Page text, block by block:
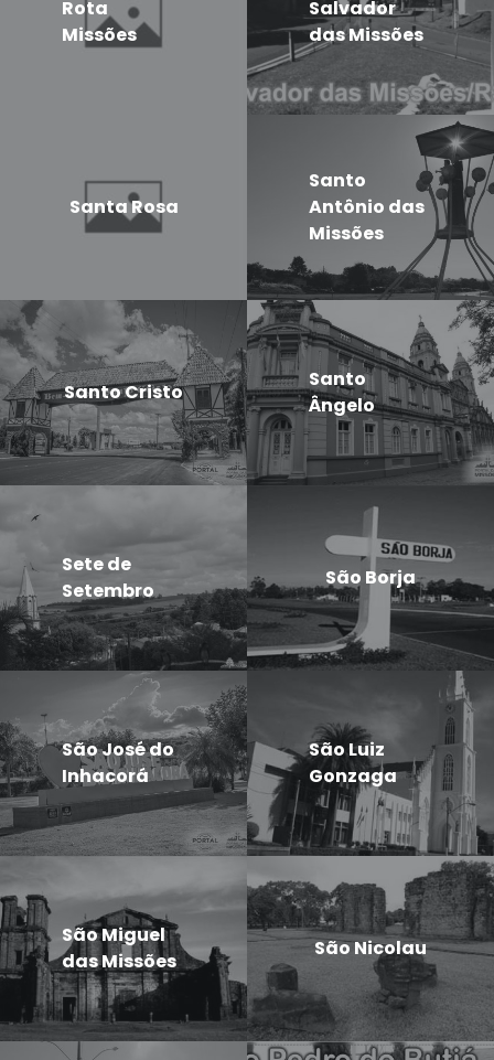
Rota
Missões
Salvador
das Missões
Santa Rosa
Santo
Antônio das
Missões
Santo Cristo
Santo
Ângelo
Sete de
Setembro
São Borja
São José do
Inhacorá
São Luiz
Gonzaga
São Miguel
das Missões
São Nicolau